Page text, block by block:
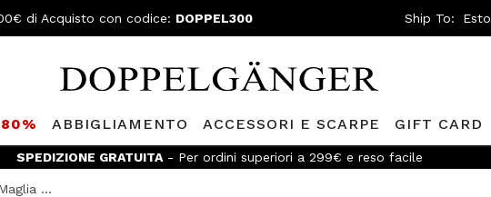
di Acquisto con codice: DOPPEL300 Ship To:
ABBIGLIAMENTO ACCESSORI E SCARPE GIFT CARD
SPEDIZIONE GRATUITA- Per ordini superiori a 299€ e reso facile
...